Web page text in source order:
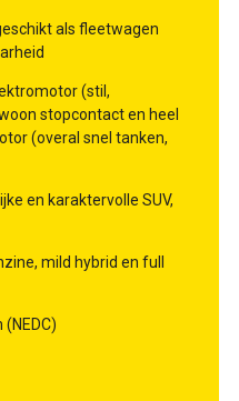
als fleetwagen
(stil,
stopcontact en heel
(overal snel tanken,
en karaktervolle SUV,
mild hybrid en full